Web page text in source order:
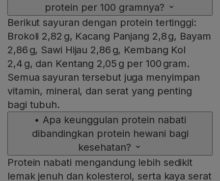
protein per 100 gramnya?
Berikut sayuran dengan protein tertinggi:
Brokoli 2,82 g, Kacang Panjang 2,8 g, Bayam
2,86 g, Sawi Hijau 2,86 g, Kembang Kol
2,4 g, dan Kentang 2,05 g per 100 gram.
Semua sayuran tersebut juga menyimpan
vitamin, mineral, dan serat yang penting
bagi tubuh.
• Apa keunggulan protein nabati
dibandingkan protein hewani bagi
kesehatan?
Protein nabati mengandung lebih sedikit
lemak jenuh dan kolesterol, serta kaya serat